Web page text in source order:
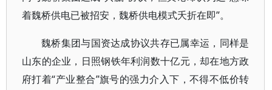
着魏桥供电已被招安，魏桥供电模式夭折在即”。
魏桥集团与国资达成协议共存已属幸运，同样是
山东的企业，日照钢铁年利润数十亿元，却在地方政
府打着“产业整合”旗号的强力介入下，不得不低价转